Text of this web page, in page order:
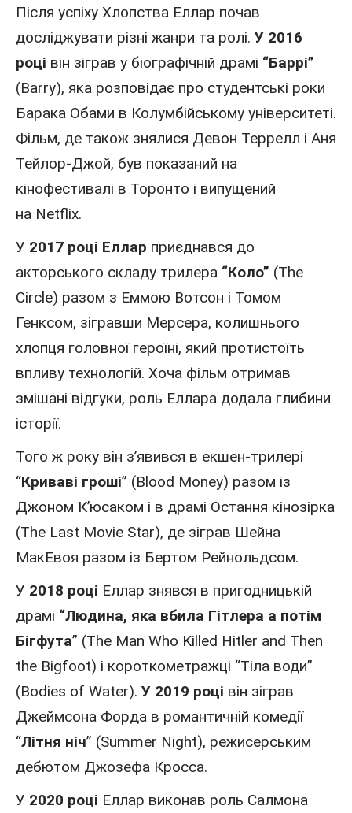
Після успіху Хлопства Еллар почав
досліджувати різні жанри та ролі. У 2016
році він зіграв у біографічній драмі “Баррі”
(Barry), яка розповідає про студентські роки
Барака Обами в Колумбійському університеті.
Фільм, де також знялися Девон Террелл і Аня
Тейлор-Джой, був показаний на
кінофестивалі в Торонто і випущений
на Netflix.
У 2017 році Еллар приєднався до
акторського складу трилера “Коло” (The
Circle) разом з Еммою Вотсон і Томом
Генксом, зігравши Мерсера, колишнього
хлопця головної героїні, який протистоїть
впливу технологій. Хоча фільм отримав
змішані відгуки, роль Еллара додала глибини
історії.
Того ж року він з’явився в екшен-трилері
“Криваві гроші” (Blood Money) разом із
Джоном К’юсаком і в драмі Остання кінозірка
(The Last Movie Star), де зіграв Шейна
МакЕвоя разом із Бертом Рейнольдсом.
У 2018 році Еллар знявся в пригодницькій
драмі “Людина, яка вбила Гітлера а потім
Бігфута” (The Man Who Killed Hitler and Then
the Bigfoot) і короткометражці “Тіла води”
(Bodies of Water). У 2019 році він зіграв
Джеймсона Форда в романтичній комедії
“Літня ніч” (Summer Night), режисерським
дебютом Джозефа Кросса.
У 2020 році Еллар виконав роль Салмона